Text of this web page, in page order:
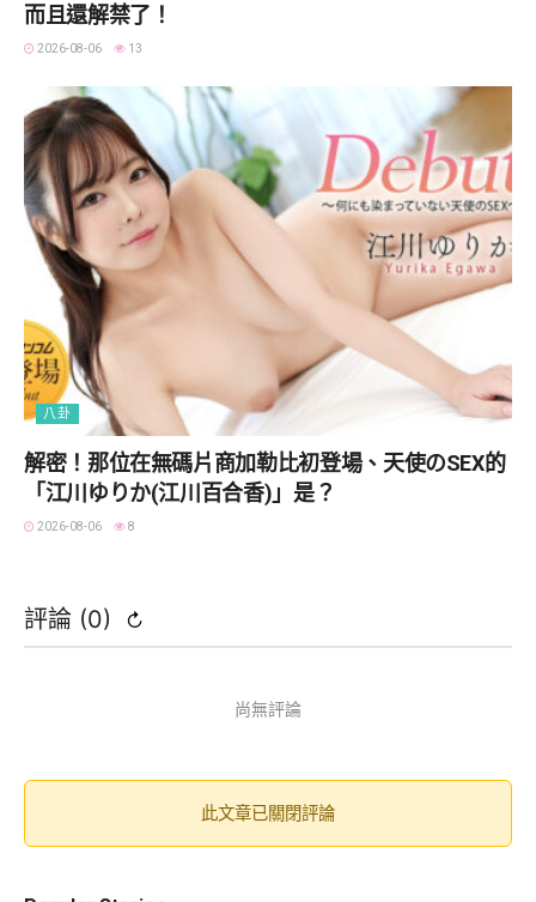
而且還解禁了！
2026-08-06 13
八卦
解密！那位在無碼片商加勒比初登場、天使のSEX的
「江川ゆりか(江川百合香)」是？
2026-08-06 8
評論 (0) ↻
尚無評論
此文章已關閉評論